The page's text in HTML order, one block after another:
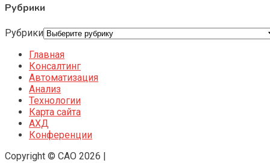
Рубрики
Рубрики
Главная
Консалтинг
Автоматизация
Анализ
Технологии
Карта сайта
АХД
Конференции
Copyright © CAO 2026